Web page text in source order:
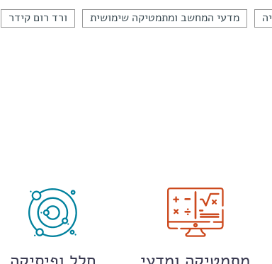
מדעי המחשב ומתמטיקה שימושית ורד רום קידר